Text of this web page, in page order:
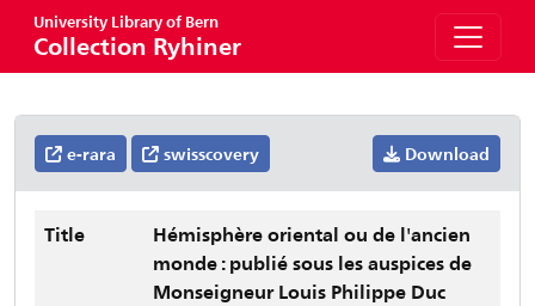
University Library of Bern
Collection Ryhiner
e-rara swisscovery Download
Title
Hémisphère oriental ou de l'ancien
monde : publié sous les auspices de
Monseigneur Louis Philippe Duc